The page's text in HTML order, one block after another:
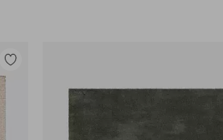
Tilføj
til
favoritter